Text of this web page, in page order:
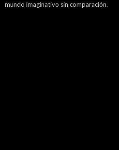
mundo imaginativo sin comparación.